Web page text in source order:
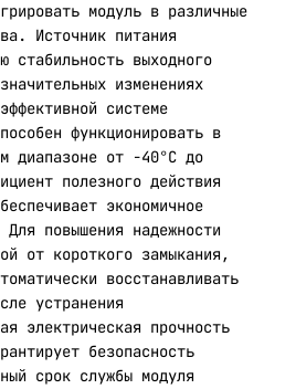
модуль в различные
Источник питания
стабильность выходного
изменениях
системе
функционировать в
диапазоне от -40°C до
полезного действия
экономичное
повышения надежности
от короткого замыкания,
восстанавливать
устранения
электрическая прочность
безопасность
срок службы модуля